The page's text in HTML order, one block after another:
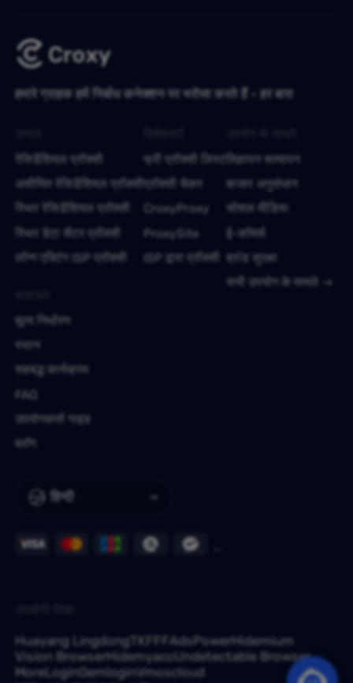
हमारे ग्राहक हमें निर्बाध कनेक्शन पर भरोसा करते हैं - हर बार!
हिन्दी
रेसिडेंशियल प्रॉक्सी
असीमित रेसिडेंशियल प्रॉक्सी
स्थिर रेसिडेंशियल प्रॉक्सी
स्थिर डेटा सेंटर प्रॉक्सी
लॉन्ग एक्टिंग ISP प्रॉक्सी
फ्री प्रॉक्सी लिस्ट
प्रॉक्सी चेकर
CroxyProxy
ProxySite
ISP द्वारा प्रॉक्सी
विज्ञापन सत्यापन
बाजार अनुसंधान
सोशल मीडिया
ई-कॉमर्स
ब्रांड सुरक्षा
सभी उपयोग के मामले
मूल्य निर्धारण
स्थान
सहबद्ध कार्यक्रम
FAQ
उपयोगकर्ता गाइड
ब्लॉग
Huayang Lingdong TKFFF AdsPowerHidemium
Vision BrowserHidemyaccUndetectable Browser
MoreLoginGemloginVmoscloud